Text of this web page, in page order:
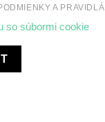
A PRAVIDLÁ
so súbormi cookie